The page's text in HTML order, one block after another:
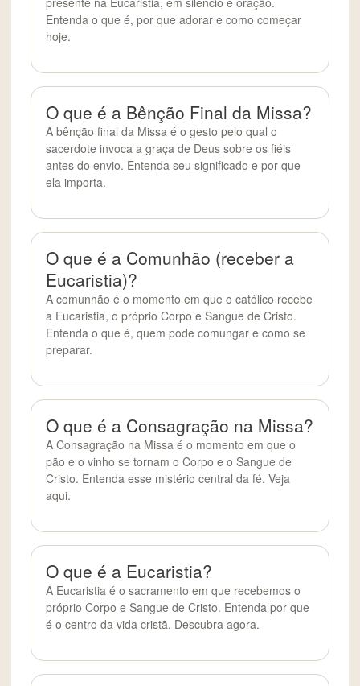
Entenda o que é, por que adorar e como começar
hoje.
O que é a Bênção Final da Missa?
A bênção final da Missa é o gesto pelo qual o
sacerdote invoca a graça de Deus sobre os fiéis
antes do envio. Entenda seu significado e por que
ela importa.
O que é a Comunhão (receber a
Eucaristia)?
A comunhão é o momento em que o católico recebe
a Eucaristia, o próprio Corpo e Sangue de Cristo.
Entenda o que é, quem pode comungar e como se
preparar.
O que é a Consagração na Missa?
A Consagração na Missa é o momento em que o
pão e o vinho se tornam o Corpo e o Sangue de
Cristo. Entenda esse mistério central da fé. Veja
aqui.
O que é a Eucaristia?
A Eucaristia é o sacramento em que recebemos o
próprio Corpo e Sangue de Cristo. Entenda por que
é o centro da vida cristã. Descubra agora.